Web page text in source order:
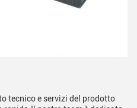
tecnico e servizi del prodotto